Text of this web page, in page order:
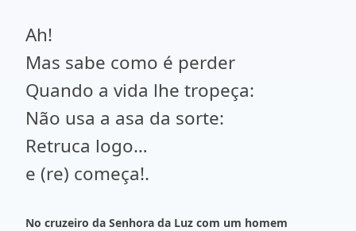
Ah!
Mas sabe como é perder
Quando a vida lhe tropeça:
Não usa a asa da sorte:
Retruca logo…
e (re) começa!.
No cruzeiro da Senhora da Luz com um homem